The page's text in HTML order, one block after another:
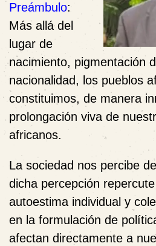
Preámbulo:
Más allá del
lugar de
nacimiento, pigmentación
nacionalidad, los pueblos
constituimos, de manera
prolongación viva de
africanos.
La sociedad nos percibe
dicha percepción
autoestima individual y
en la formulación de
afectan directamente a